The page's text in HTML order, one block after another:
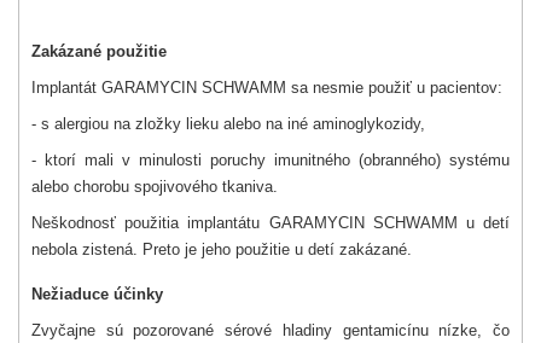
Zakázané použitie
Implantát GARAMYCIN SCHWAMM sa nesmie použiť u pacientov:
- s alergiou na zložky lieku alebo na iné aminoglykozidy,
- ktorí mali v minulosti poruchy imunitného (obranného) systému
alebo chorobu spojivového tkaniva.
Neškodnosť použitia implantátu GARAMYCIN SCHWAMM u detí
nebola zistená. Preto je jeho použitie u detí zakázané.
Nežiaduce účinky
Zvyčajne sú pozorované sérové hladiny gentamicínu nízke, čo